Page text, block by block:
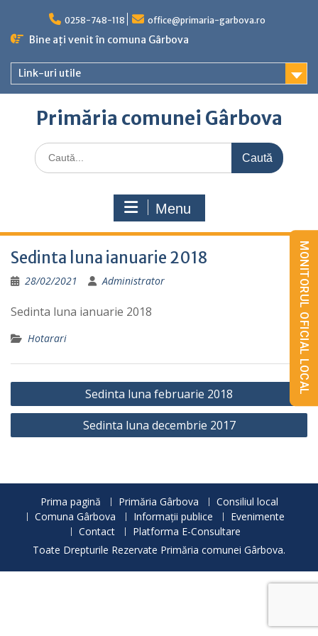
content
0258-748-118 office@primaria-garbova.ro
Bine ați venit în comuna Gârbova
Link-uri utile
Primăria comunei Gârbova
Caută
for:
Menu
Sedinta luna ianuarie 2018
28/02/2021 Administrator
Sedinta luna ianuarie 2018
Hotarari
Navigare
în
Sedinta luna februarie 2018
Sedinta luna decembrie 2017
Prima pagină Primăria Gârbova
Consiliul local
Comuna Gârbova
Informații publice
Evenimente
Contact
Platforma E-Consultare
Toate Drepturile Rezervate Primăria comunei Gârbova.
MONITORUL OFICIAL LOCAL